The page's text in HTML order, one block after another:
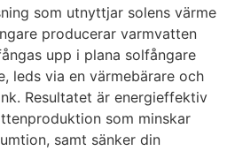
som utnyttjar solens värme
producerar varmvatten
upp i plana solfångare
leds via en värmebärare och
Resultatet är energieffektiv
som minskar
samt sänker din